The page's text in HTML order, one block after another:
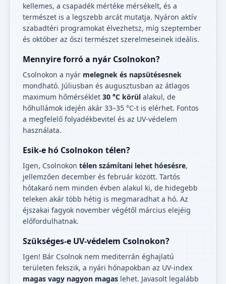
kellemes, a csapadék mértéke mérsékelt, és a
természet is a legszebb arcát mutatja. Nyáron aktív
szabadtéri programokat élvezhetsz, míg szeptember
és október az őszi természet szerelmeseinek ideális.
Mennyire forró a nyár Csolnokon?
Csolnokon a nyár melegnek és napsütésesnek
mondható. Júliusban és augusztusban az átlagos
maximum hőmérséklet 30 °C körül alakul, de
hőhullámok idején akár 33–35 °C-t is elérhet. Fontos
a megfelelő folyadékbevitel és az UV-védelem
használata.
Esik-e hó Csolnokon télen?
Igen, Csolnokon télen számítani lehet hóesésre,
jellemzően december és február között. Tartós
hótakaró nem minden évben alakul ki, de hidegebb
teleken akár több hétig is megmaradhat a hó. Az
éjszakai fagyok november végétől március elejéig
előfordulhatnak.
Szükséges-e UV-védelem Csolnokon?
Igen! Bár Csolnok nem mediterrán éghajlatú
területen fekszik, a nyári hónapokban az UV-index
magas vagy nagyon magas lehet. Javasolt legalább